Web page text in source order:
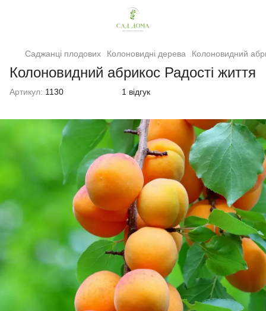
Саджанці плодових Колоновидні дерева Колоновидний
Колоновидний абрикос Радості життя
Артикул: 1130 1 відгук